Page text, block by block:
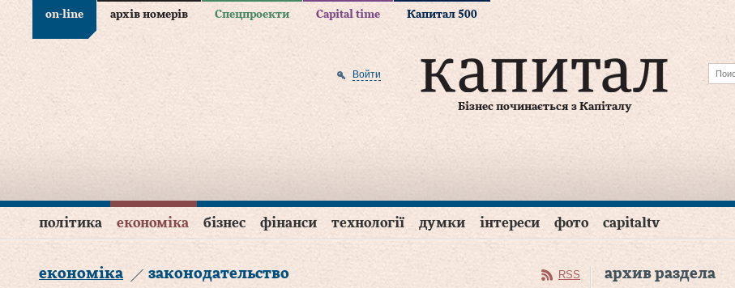
on-line архів номерів Спецпроекти Capital time Капитал 500
Бізнес починається з Капіталу
Войти
політика економіка бізнес фінанси технології думки інтереси фото capitaltv
економіка законодательство RSS архив раздела